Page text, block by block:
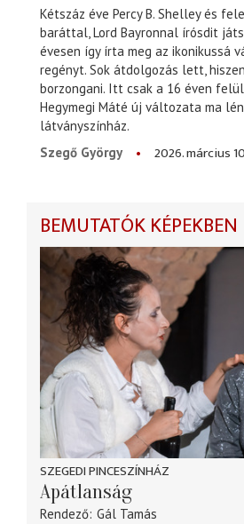
Kétszáz éve Percy B. Shelley és
baráttal, Lord Bayronnal írósdit
évesen így írta meg az ikonikussá
regényt. Sok átdolgozás lett,
borzongani. Itt csak a 16 éven
Hegymegi Máté új változata ma
látványszínház.
Szegő György
2026. március
BEMUTATÓK KÉPEKBEN
SZEGEDI PINCESZÍNHÁZ
Apátlanság
Rendező Gál Tamás